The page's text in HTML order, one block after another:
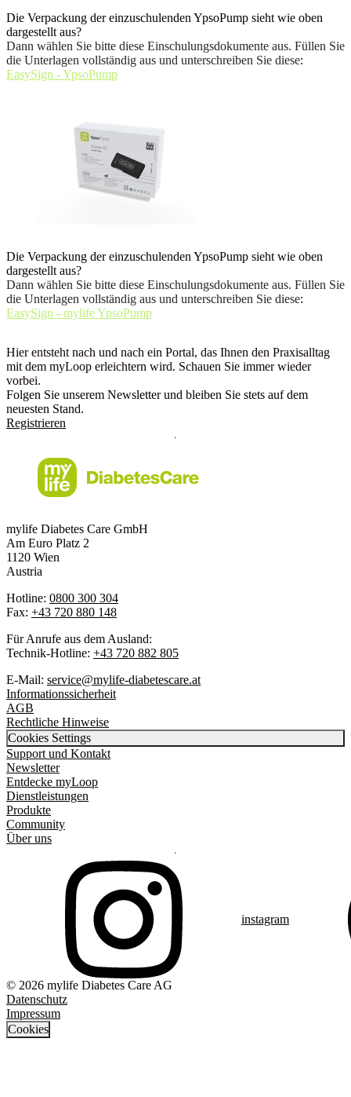
Die Verpackung der einzuschulenden YpsoPump sieht wie oben
dargestellt aus?
Dann wählen Sie bitte diese Einschulungsdokumente aus. Füllen Sie
die Unterlagen vollständig aus und unterschreiben Sie diese:
EasySign - YpsoPump
Die Verpackung der einzuschulenden YpsoPump sieht wie oben
dargestellt aus?
Dann wählen Sie bitte diese Einschulungsdokumente aus. Füllen Sie
die Unterlagen vollständig aus und unterschreiben Sie diese:
EasySign - mylife YpsoPump
Hier entsteht nach und nach ein Portal, das Ihnen den Praxisalltag
mit dem myLoop erleichtern wird. Schauen Sie immer wieder
vorbei.
Folgen Sie unserem Newsletter und bleiben Sie stets auf dem
neuesten Stand.
Registrieren
mylife Diabetes Care GmbH
Am Euro Platz 2
1120 Wien
Austria
Hotline: 0800 300 304
Fax: +43 720 880 148
Für Anrufe aus dem Ausland:
Technik-Hotline: +43 720 882 805
E-Mail: service@mylife-diabetescare.at
Informationssicherheit
AGB
Rechtliche Hinweise
Cookies Settings
Support und Kontakt
Newsletter
Entdecke myLoop
Dienstleistungen
Produkte
Community
Über uns
instagram
© 2026 mylife Diabetes Care AG
Datenschutz
Impressum
Cookies